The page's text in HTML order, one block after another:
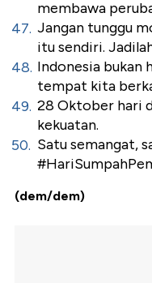
membawa
Jangan tunggu
itu sendiri.
Indonesia bukan
tempat kita
28 Oktober hari
kekuatan.
Satu semangat,
(dem/dem)